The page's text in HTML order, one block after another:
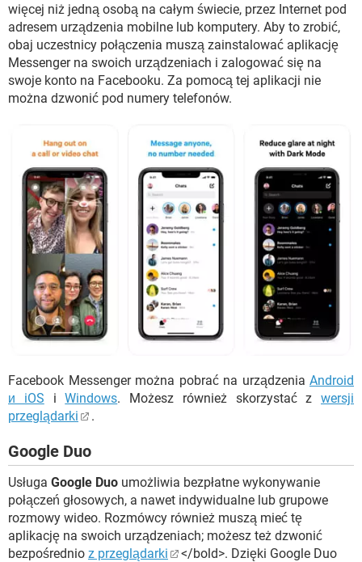
więcej niż jedną osobą na całym świecie, przez Internet pod
adresem urządzenia mobilne lub komputery. Aby to zrobić,
obaj uczestnicy połączenia muszą zainstalować aplikację
Messenger na swoich urządzeniach i zalogować się na
swoje konto na Facebooku. Za pomocą tej aplikacji nie
można dzwonić pod numery telefonów.
Facebook Messenger można pobrać na urządzenia Android
и iOS iWindows. Możesz również skorzystać z wersji
przeglądarki
.
Google Duo
Usługa Google Duo umożliwia bezpłatne wykonywanie
połączeń głosowych, a nawet indywidualne lub grupowe
rozmowy wideo. Rozmówcy również muszą mieć tę
aplikację na swoich urządzeniach; możesz też dzwonić
bezpośrednio z przeglądarki
</bold>. Dzięki Google Duo